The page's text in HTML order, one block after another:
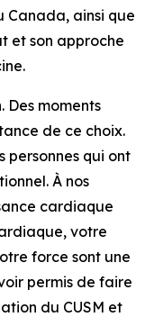
Canada, ainsi que
et son approche
Des moments
de ce choix.
personnes qui ont
À nos
cardiaque
votre
force sont une
permis de faire
du CUSM et